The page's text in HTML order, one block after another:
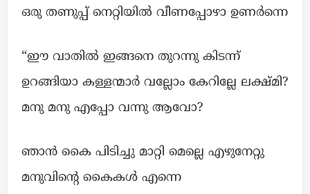
ഒരു തണുപ്പ് നെറ്റിയിൽ വീണപ്പോഴാ ഉണർന്നെ
“ഈ വാതിൽ ഇങ്ങനെ തുറന്നു കിടന്ന്
ഉറങ്ങിയാ കള്ളന്മാർ വല്ലോം കേറില്ലേ ലക്ഷ്മി?
മനു മനു എപ്പോ വന്നു ആവോ?
ഞാൻ കൈ പിടിച്ചു മാറ്റി മെല്ലെ എഴുനേറ്റു
മനുവിന്റെ കൈകൾ എന്നെ